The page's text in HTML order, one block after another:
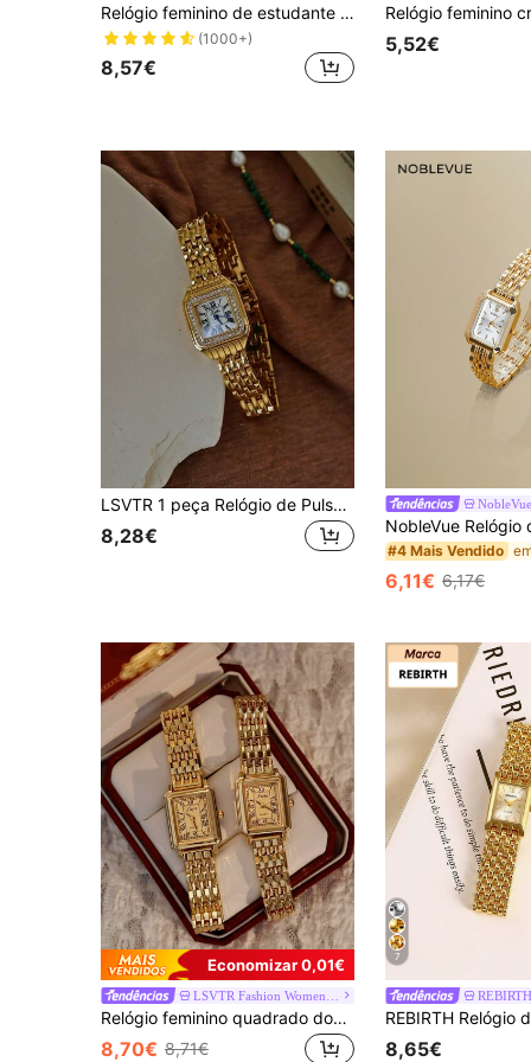
Relógio feminino de estudante dourado quadrado novo, moda minimalista, casual versátil, relógio feminino de quartzo com pulseira de aço de luxo leve
(1000+)
8,57€
5,52€
LSVTR 1 peça Relógio de Pulso Vintage Dourado Quadrado para Mulher, Mostrador com Números Romanos, Relógio de Quartzo com Moldura de Strass, Elegante e Luxuoso, para Uso Diário
8,28€
NobleVue
#4 Mais Vendido
6,11€ 6,17€
Economizar 0,01€
Relógio feminino quadrado dourado, elegante e minimalista, versátil e com estilo retrô luxuoso. Pulseira leve em aço inoxidável, mecanismo de quartzo, resistente à água até 30 metros e durável. Comprimento da pulseira ajustável.
8,70€ 8,71€
7
REBIRTH
8,65€